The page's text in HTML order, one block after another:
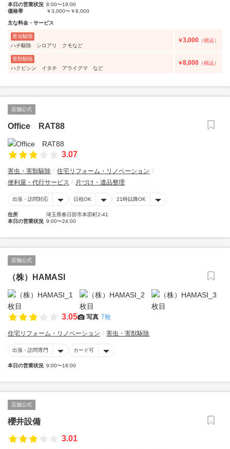
本日の営業状況 8:00〜19:00
価格帯
￥3,000〜￥8,000
主な料金・サービス
害虫駆除
ハチ駆除 シロアリ クモなど
￥3,000 （税込）
害獣駆除
ハクビシン イタチ アライグマ など
￥8,000 （税込）
店舗公式
Office RAT88
3.07
害虫・害獣駆除
住宅リフォーム・リノベーション
便利屋・代行サービス
片づけ・遺品整理
出張・訪問対応 日祝OK 21時以降OK
住所
埼玉県春日部市本田町2-41
本日の営業状況 9:00〜24:00
店舗公式
（株）HAMASI
3.05 写真 7枚
住宅リフォーム・リノベーション 害虫・害獣駆除
出張・訪問専門 カード可
本日の営業状況 9:00〜18:00
店舗公式
櫻井設備
3.01